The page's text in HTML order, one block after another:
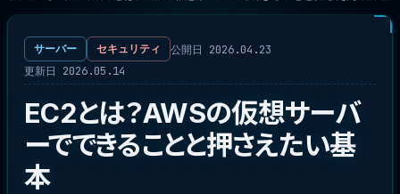
サーバー セキュリティ
公開日 2026.04.23
更新日 2026.05.14
EC2とは？AWSの仮想サーバ
ーでできることと押さえたい基
本